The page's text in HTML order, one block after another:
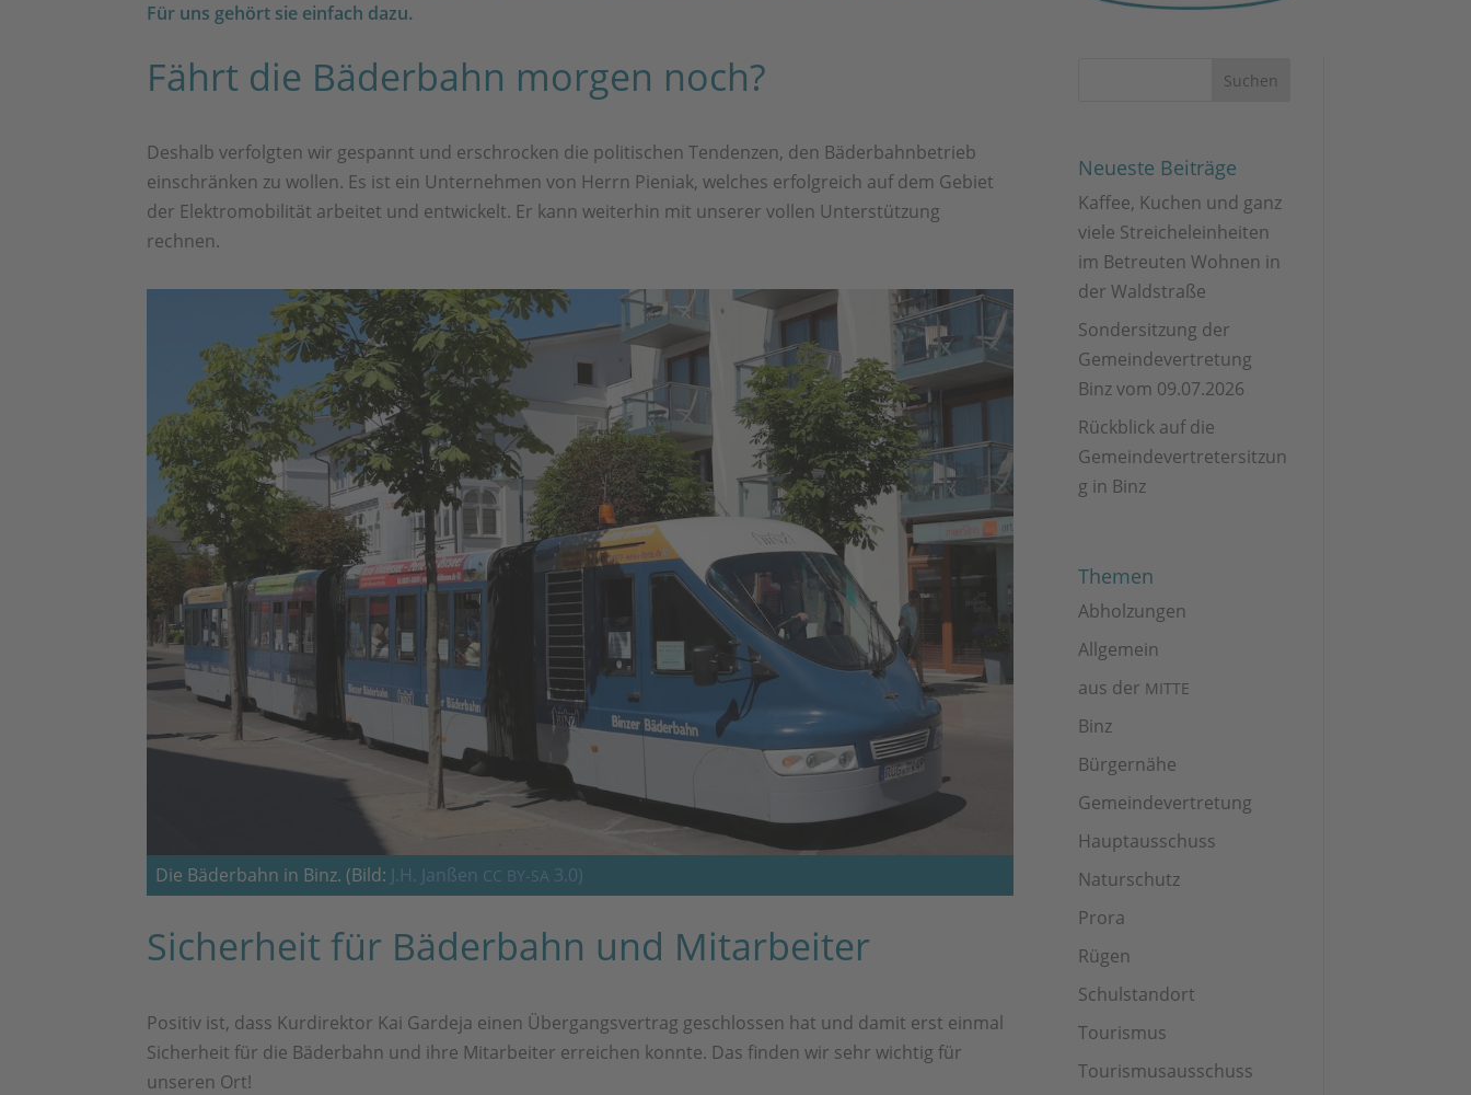
Für uns gehört sie einfach dazu.
Fährt die Bäderbahn morgen noch?
Deshalb verfolgten wir gespannt und erschrocken die politischen Tendenzen, den Bäderbahnbetrieb
einschränken zu wollen. Es ist ein Unternehmen von Herrn Pieniak, welches erfolgreich auf dem Gebiet
der Elektromobilität arbeitet und entwickelt. Er kann weiterhin mit unserer vollen Unterstützung
rechnen.
Die Bäderbahn in Binz. (Bild: J.H. Janßen CC BY-SA 3.0)
Sicherheit für Bäderbahn und Mitarbeiter
Positiv ist, dass Kurdirektor Kai Gardeja einen Übergangsvertrag geschlossen hat und damit erst einmal
Sicherheit für die Bäderbahn und ihre Mitarbeiter erreichen konnte. Das finden wir sehr wichtig für
unseren Ort!
Neueste Beiträge
Kaffee, Kuchen und ganz
viele Streicheleinheiten
im Betreuten Wohnen in
der Waldstraße
Sondersitzung der
Gemeindevertretung
Binz vom 09.07.2026
Rückblick auf die
Gemeindevertretersitzun
g in Binz
Themen
Abholzungen
Allgemein
aus der MITTE
Binz
Bürgernähe
Gemeindevertretung
Hauptausschuss
Naturschutz
Prora
Rügen
Schulstandort
Tourismus
Tourismusausschuss